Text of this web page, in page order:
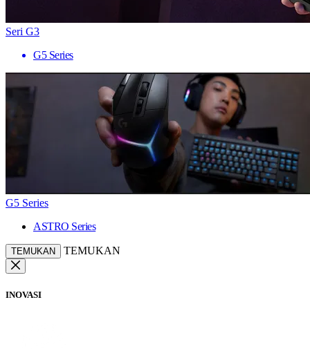
Seri G3
G5 Series
G5 Series
ASTRO Series
TEMUKAN TEMUKAN
INOVASI